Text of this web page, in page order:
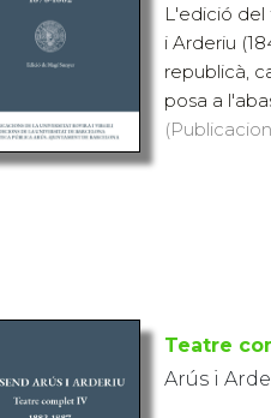
L'edició
i Arderiu
republicà,
posa a
Teatre
Arús i